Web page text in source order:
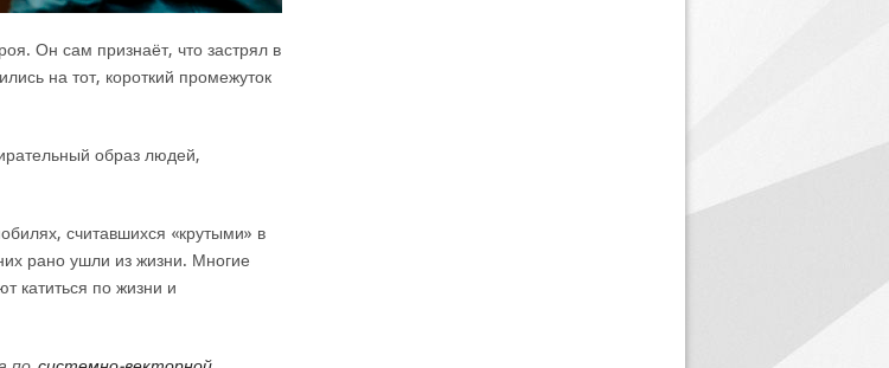
Он сам признаёт, что застрял в
на тот, короткий промежуток
образ людей,
считавшихся «крутыми» в
рано ушли из жизни. Многие
катиться по жизни и